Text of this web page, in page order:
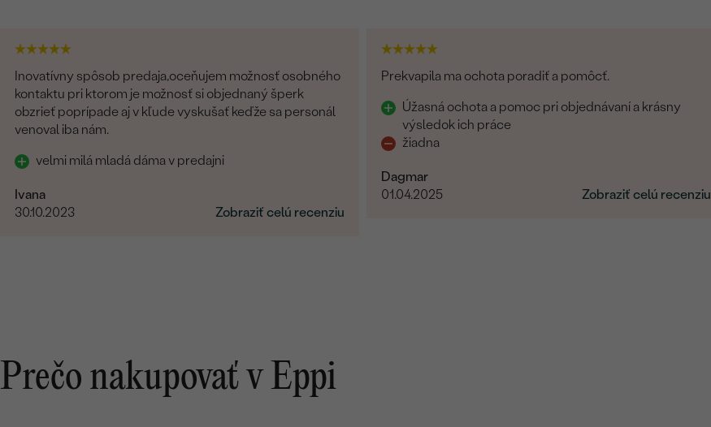
Inovatívny spôsob predaja,oceňujem možnosť osobného
kontaktu pri ktorom je možnosť si objednaný šperk
obzrieť poprípade aj v kľude vyskušať keďže sa personál
venoval iba nám.
velmi milá mladá dáma v predajni
Ivana
30.10.2023
Zobraziť celú recenziu
Prekvapila ma ochota poradiť a pomôcť.
Úžasná ochota a pomoc pri objednávaní a krásny
výsledok ich práce
žiadna
Dagmar
01.04.2025
Zobraziť celú recenziu
Prečo nakupovať v Eppi